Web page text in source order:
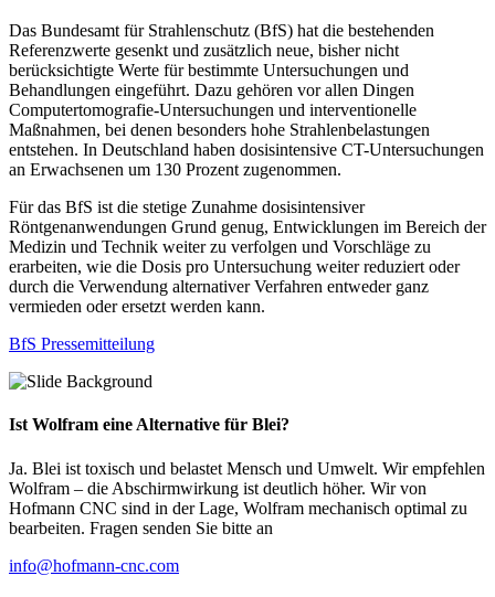
Das Bundesamt für Strahlenschutz (BfS) hat die bestehenden
Referenzwerte gesenkt und zusätzlich neue, bisher nicht
berücksichtigte Werte für bestimmte Untersuchungen und
Behandlungen eingeführt. Dazu gehören vor allen Dingen
Computertomografie-Untersuchungen und interventionelle
Maßnahmen, bei denen besonders hohe Strahlenbelastungen
entstehen. In Deutschland haben dosisintensive CT-Untersuchungen
an Erwachsenen um 130 Prozent zugenommen.
Für das BfS ist die stetige Zunahme dosisintensiver
Röntgenanwendungen Grund genug, Entwicklungen im Bereich der
Medizin und Technik weiter zu verfolgen und Vorschläge zu
erarbeiten, wie die Dosis pro Untersuchung weiter reduziert oder
durch die Verwendung alternativer Verfahren entweder ganz
vermieden oder ersetzt werden kann.
BfS Pressemitteilung
Ist Wolfram eine Alternative für Blei?
Ja. Blei ist toxisch und belastet Mensch und Umwelt. Wir empfehlen
Wolfram – die Abschirmwirkung ist deutlich höher. Wir von
Hofmann CNC sind in der Lage, Wolfram mechanisch optimal zu
bearbeiten. Fragen senden Sie bitte an
info@hofmann-cnc.com